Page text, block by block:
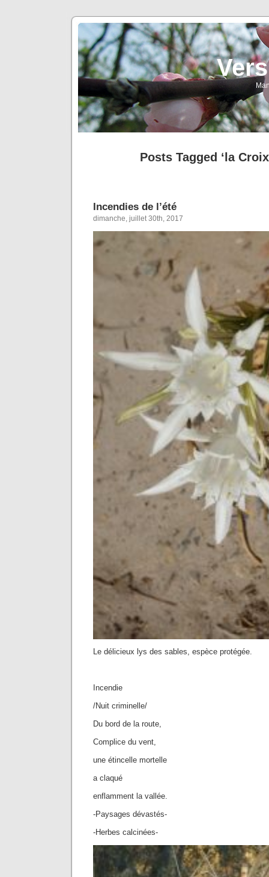
Posts Tagged ‘la
Incendies de l’été
dimanche, juillet 30th, 2017
Le délicieux lys des sables, espèce protégée.
Incendie
/Nuit criminelle/
Du bord de la route,
Complice du vent,
une étincelle mortelle
a claqué
enflamment la vallée.
-Paysages dévastés-
-Herbes calcinées-